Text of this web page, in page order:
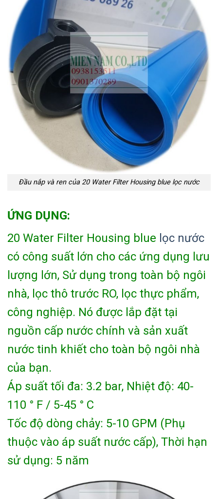
Đầu nắp và ren của 20 Water Filter Housing blue lọc nước
ỨNG DỤNG:
20 Water Filter Housing blue lọc nước
có công suất lớn cho các ứng dụng lưu
lượng lớn, Sử dụng trong toàn bộ ngôi
nhà, lọc thô trước RO, lọc thực phẩm,
công nghiệp. Nó được lắp đặt tại
nguồn cấp nước chính và sản xuất
nước tinh khiết cho toàn bộ ngôi nhà
của bạn.
Áp suất tối đa: 3.2 bar, Nhiệt độ: 40-
110 ° F / 5-45 ° C
Tốc độ dòng chảy: 5-10 GPM (Phụ
thuộc vào áp suất nước cấp), Thời hạn
sử dụng: 5 năm